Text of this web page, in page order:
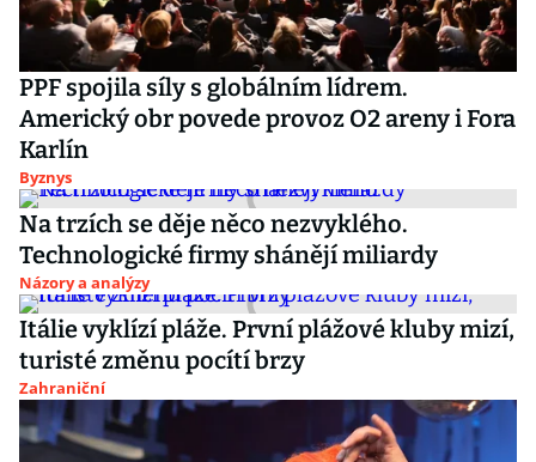
PPF spojila síly s globálním lídrem.
Americký obr povede provoz O2 areny i Fora
Karlín
Byznys
Na trzích se děje něco nezvyklého.
Technologické firmy shánějí miliardy
Názory a analýzy
Itálie vyklízí pláže. První plážové kluby mizí,
turisté změnu pocítí brzy
Zahraniční